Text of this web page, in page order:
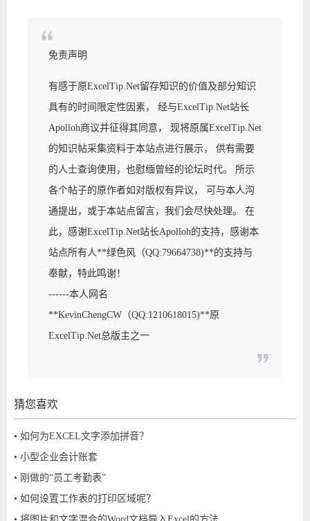
免责声明
有感于原ExcelTip.Net留存知识的价值及部分知识
具有的时间限定性因素， 经与ExcelTip.Net站长
Apolloh商议并征得其同意， 现将原属ExcelTip.Net
的知识帖采集资料于本站点进行展示， 供有需要
的人士查询使用，也慰缅曾经的论坛时代。 所示
各个帖子的原作者如对版权有异议， 可与本人沟
通提出，或于本站点留言，我们会尽快处理。 在
此，感谢ExcelTip.Net站长Apolloh的支持，感谢本
站点所有人**绿色风（QQ:79664738)**的支持与
奉献，特此鸣谢！
------本人网名
**KevinChengCW（QQ:1210618015)**原
ExcelTip.Net总版主之一
猜您喜欢
• 如何为EXCEL文字添加拼音？
• 小型企业会计账套
• 刚做的“员工考勤表”
• 如何设置工作表的打印区域呢？